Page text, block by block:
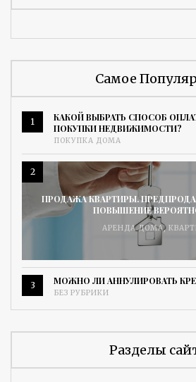
Самое
1
КАКОЙ ВЫБРАТЬ СПОСОБ
ПОКУПКИ НЕДВИЖИМОСТИ?
ПОКУПКА ДОМА
2
ПРОДАЖА КВАРТИРЫ.
ПОВЫШЕНИЕ
АРЕНДА ДОМА,
3 МОЖНО ЛИ АННУЛИРОВАТЬ
БЕЗ РУБРИКИ
Разделы